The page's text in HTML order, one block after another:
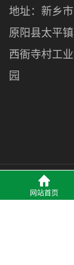
地址：新乡市
原阳县太平镇
西衙寺村工业
园
网站首页